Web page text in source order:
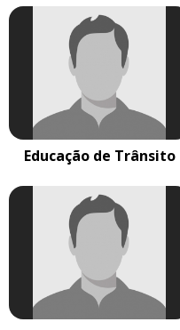
Educação de Trânsito